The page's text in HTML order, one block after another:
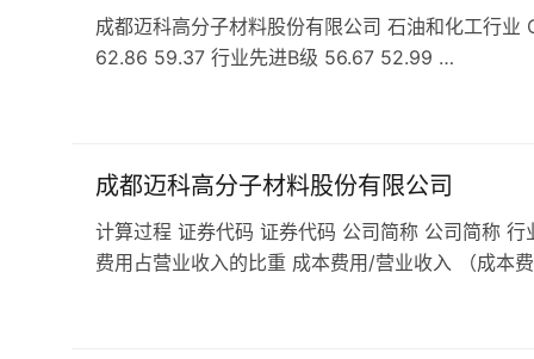
成都迈科高分子材料股份有限公司 石油和化工行
62.86 59.37 行业先进B级 56.67 52.99 …
成都迈科高分子材料股份有限公司
计算过程 证券代码 证券代码 公司简称 公司简称
费用占营业收入的比重 成本费用/营业收入 （成本